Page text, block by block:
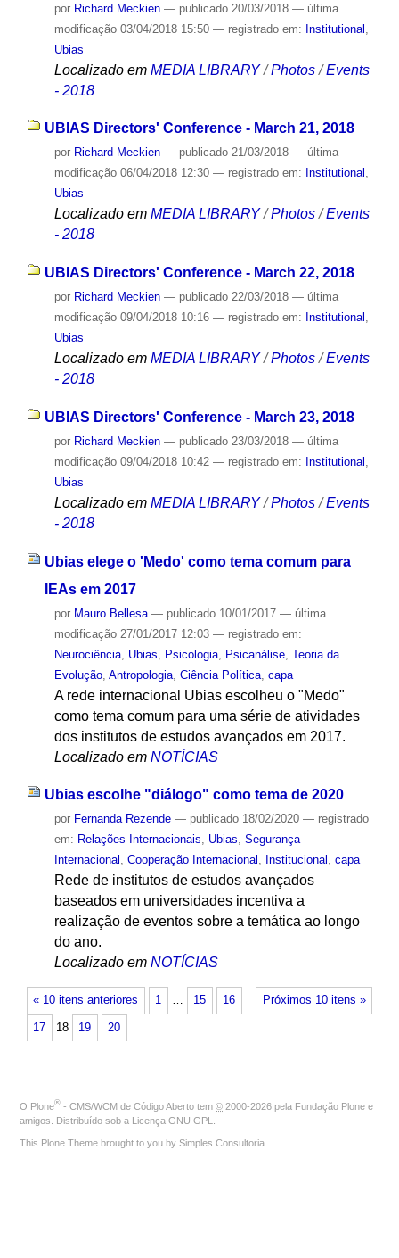
por Richard Meckien — publicado20/03/2018 — última
modificação03/04/2018 15:50 — registrado em: Institutional
Ubias
Localizado em MEDIA LIBRARY /Photos /Events
- 2018
UBIAS Directors' Conference - March 21, 2018
por Richard Meckien — publicado21/03/2018 — última
modificação06/04/2018 12:30 — registrado em: Institutional ,
Ubias
Localizado em MEDIA LIBRARY /Photos /Events
- 2018
UBIAS Directors' Conference - March 22, 2018
por Richard Meckien — publicado22/03/2018 — última
modificação09/04/2018 10:16 — registrado em: Institutional ,
Ubias
Localizado em MEDIA LIBRARY /Photos /Events
- 2018
UBIAS Directors' Conference - March 23, 2018
por Richard Meckien — publicado23/03/2018 — última
modificação09/04/2018 10:42 — registrado em: Institutional
Ubias
Localizado em MEDIA LIBRARY /Photos /Events
- 2018
Ubias elege o 'Medo' como tema comum para
IEAs em 2017
por Mauro Bellesa — publicado10/01/2017 — última
modificação27/01/2017 12:03 — registrado em:
Neurociência, Ubias Psicologia, Psicanálise, Teoria da
Evolução, Antropologia, Ciência Política, capa
A rede internacional Ubias escolheu o "Medo"
como tema comum para uma série de atividades
dos institutos de estudos avançados em 2017.
Localizado em NOTÍCIAS
Ubias escolhe "diálogo" como tema de 2020
por Fernanda Rezende — publicado18/02/2020 — registrado
em: Relações Internacionais, Ubias, Segurança
Internacional , Cooperação Internacional , Institucional , capa
Rede de institutos de estudos avançados
baseados em universidades incentiva a
realização de eventos sobre a temática ao longo
do ano.
Localizado em NOTÍCIAS
« 10 itens anteriores Próximos 10 itens »
1 … 15 16
17 18 19 20
O Plone® - CMS/WCM de Código Aberto tem © 2000-2026 pela Fundação Plone e
amigos. Distribuído sob a Licença GNU GPL
This Plone Theme brought to you by Simples Consultoria